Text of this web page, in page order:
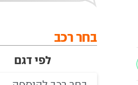
בחר רכב
לפי דגם